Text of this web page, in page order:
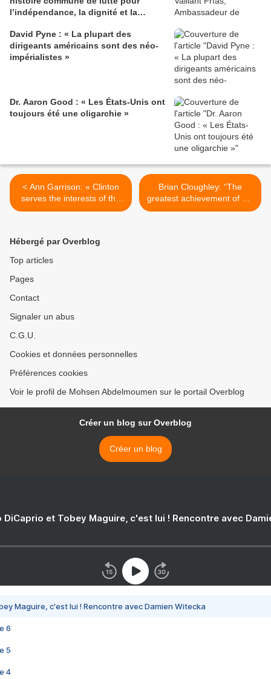
l’indépendance, la dignité et la
David Pyne : « La plupart des
dirigeants américains sont des néo-
impérialistes »
Dr. Aaron Good : « Les États-Unis ont
toujours été une oligarchie »
< Ann Garrison: « Clinton
serves the interests of the
oligarchy that she herself
Brian Cloughley: “The
greatest achievement of Mr.
Trump would be engage in
Hébergé par Overblog
Top articles
Pages
Contact
Signaler un abus
C.G.U.
Cookies et données personnelles
Préférences cookies
Voir le profil de Mohsen Abdelmoumen sur le portail Overblog
Créer un blog sur Overblog
Créer un blog
DiCaprio et Tobey Maguire, c'est lui ! Rencontre avec
Maguire, c'est lui ! Rencontre avec Damien Witecka
6
5
4